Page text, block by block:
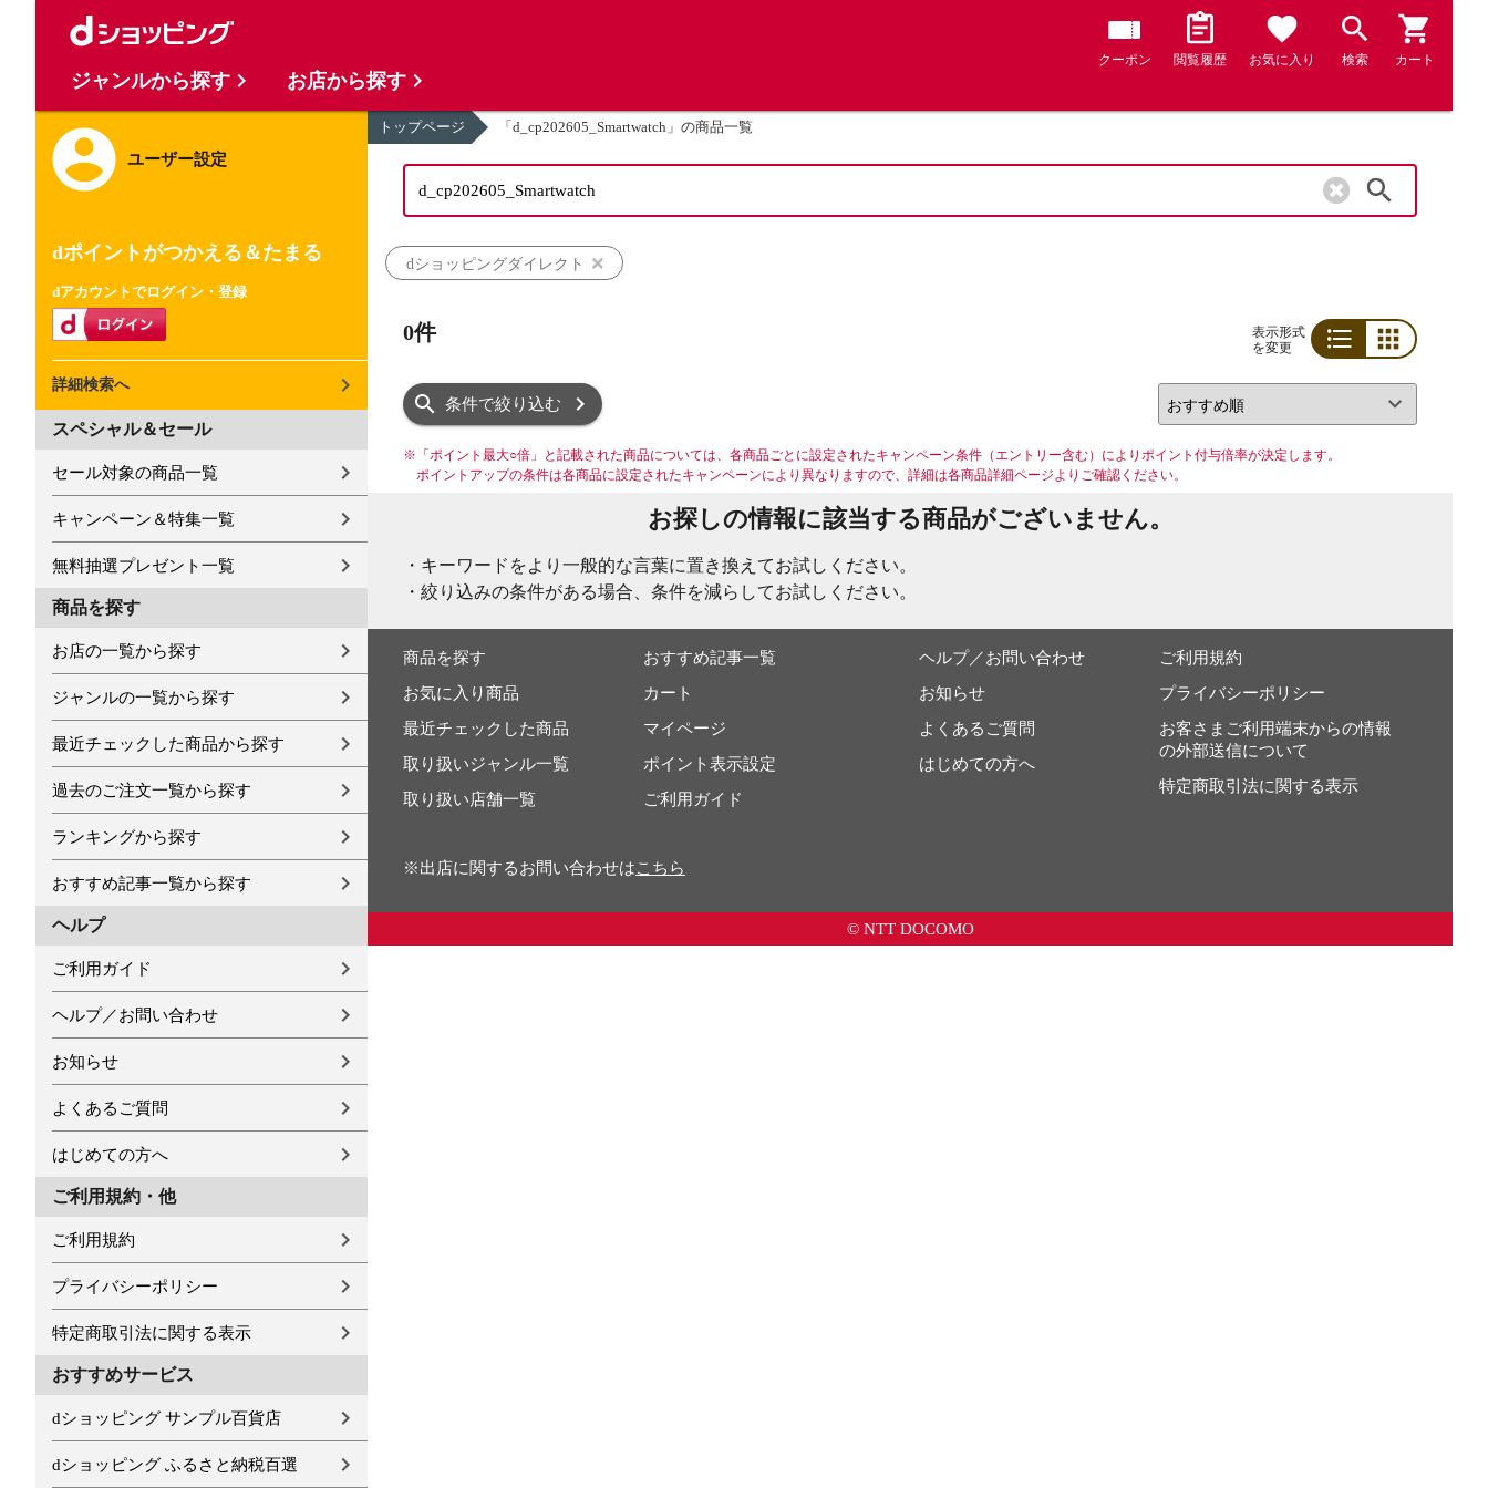
クーポン 閲覧履歴 お気に入り 検索 カート
ユーザー設定
dポイントがつかえる＆たまる
dアカウントでログイン・登録
詳細検索へ
スペシャル＆セール
セール対象の商品一覧
キャンペーン＆特集一覧
無料抽選プレゼント一覧
商品を探す
お店の一覧から探す
ジャンルの一覧から探す
最近チェックした商品から探す
過去のご注文一覧から探す
ランキングから探す
おすすめ記事一覧から探す
ヘルプ
ご利用ガイド
ヘルプ／お問い合わせ
お知らせ
よくあるご質問
はじめての方へ
ご利用規約・他
ご利用規約
プライバシーポリシー
特定商取引法に関する表示
おすすめサービス
dショッピング サンプル百貨店
dショッピング ふるさと納税百選
トップページ 「d_cp202605_Smartwatch」の商品一覧
dショッピングダイレクト
0件
表示形式
を変更
条件で絞り込む
※ 「ポイント最大○倍」と記載された商品については、各商品ごとに設定されたキャンペーン条件（エントリー含む）によりポイント付与倍率が決定します。
ポイントアップの条件は各商品に設定されたキャンペーンにより異なりますので、詳細は各商品詳細ページよりご確認ください。
お探しの情報に該当する商品がございません。
・キーワードをより一般的な言葉に置き換えてお試しください。
・絞り込みの条件がある場合、条件を減らしてお試しください。
商品を探す
お気に入り商品
最近チェックした商品
取り扱いジャンル一覧
取り扱い店舗一覧
おすすめ記事一覧
カート
マイページ
ポイント表示設定
ご利用ガイド
ヘルプ／お問い合わせ
お知らせ
よくあるご質問
はじめての方へ
ご利用規約
プライバシーポリシー
お客さまご利用端末からの情報
の外部送信について
特定商取引法に関する表示
※出店に関するお問い合わせはこちら
© NTT DOCOMO
ジャンルから探す お店から探す